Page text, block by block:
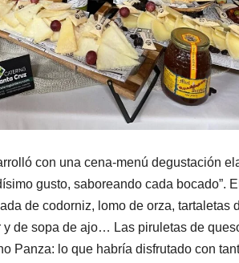
con una cena-menú degustación
gusto, saboreando cada bocado”.
de codorniz, lomo de orza,
y de sopa de ajo… Las piruletas de
Panza: lo que habría disfrutado con